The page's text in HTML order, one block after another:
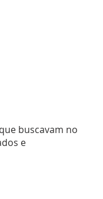
buscavam no
e